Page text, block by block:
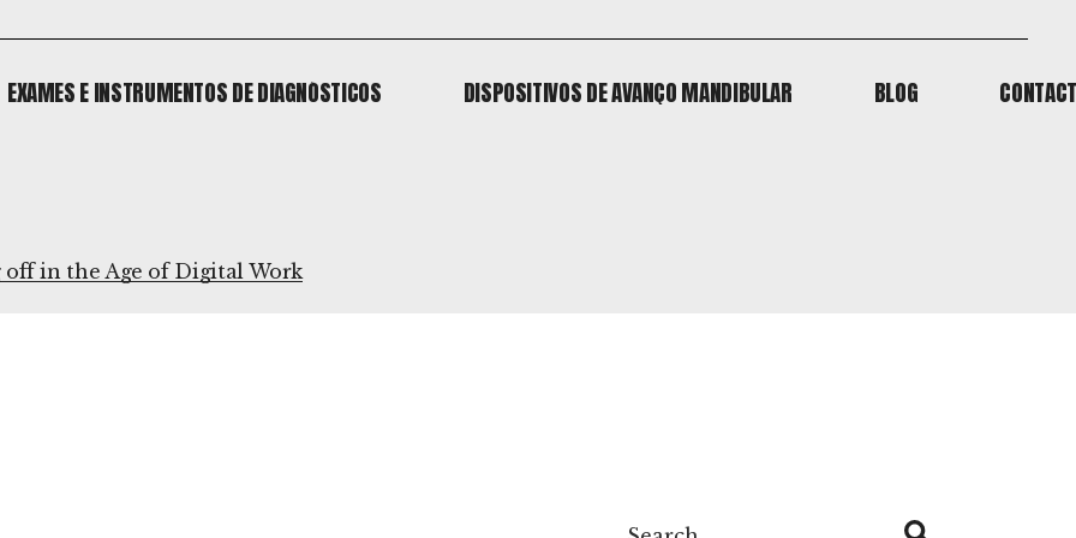
EXAMES E INSTRUMENTOS DE DIAGNÓSTICOS
DISPOSITIVOS DE AVANÇO MANDIBULAR
BLOG
in the Age of Digital Work